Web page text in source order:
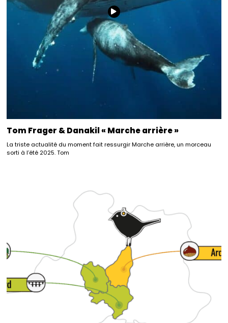
Tom Frager & Danakil « Marche arrière »
La triste actualité du moment fait ressurgir Marche arrière, un morceau
sorti à l’été 2025. Tom